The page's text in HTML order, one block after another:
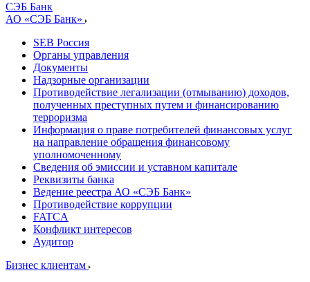
СЭБ Банк
АО «СЭБ Банк»
SEB Россия
Органы управления
Документы
Надзорные организации
Противодействие легализации (отмыванию) доходов,
полученных преступных путем и финансированию
терроризма
Информация о праве потребителей финансовых услуг
на направление обращения финансовому
уполномоченному
Сведения об эмиссии и уставном капитале
Реквизиты банка
Ведение реестра АО «СЭБ Банк»
Противодействие коррупции
FATCA
Конфликт интересов
Аудитор
Бизнес клиентам